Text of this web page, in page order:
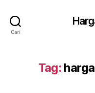
Cari
Tag: